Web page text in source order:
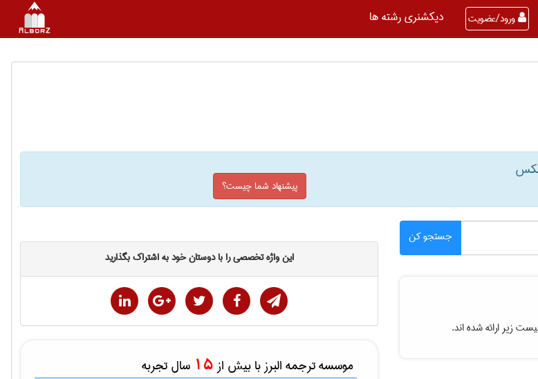
ورود/عضویت دیکشنری رشته ها
پیشنهاد شما چیست؟
جستجو کن
زیر ارائه شده اند.
این واژه تخصصی را با دوستان خود به اشتراک بگذارید
موسسه ترجمه البرز با بیش از 15 سال تجربه